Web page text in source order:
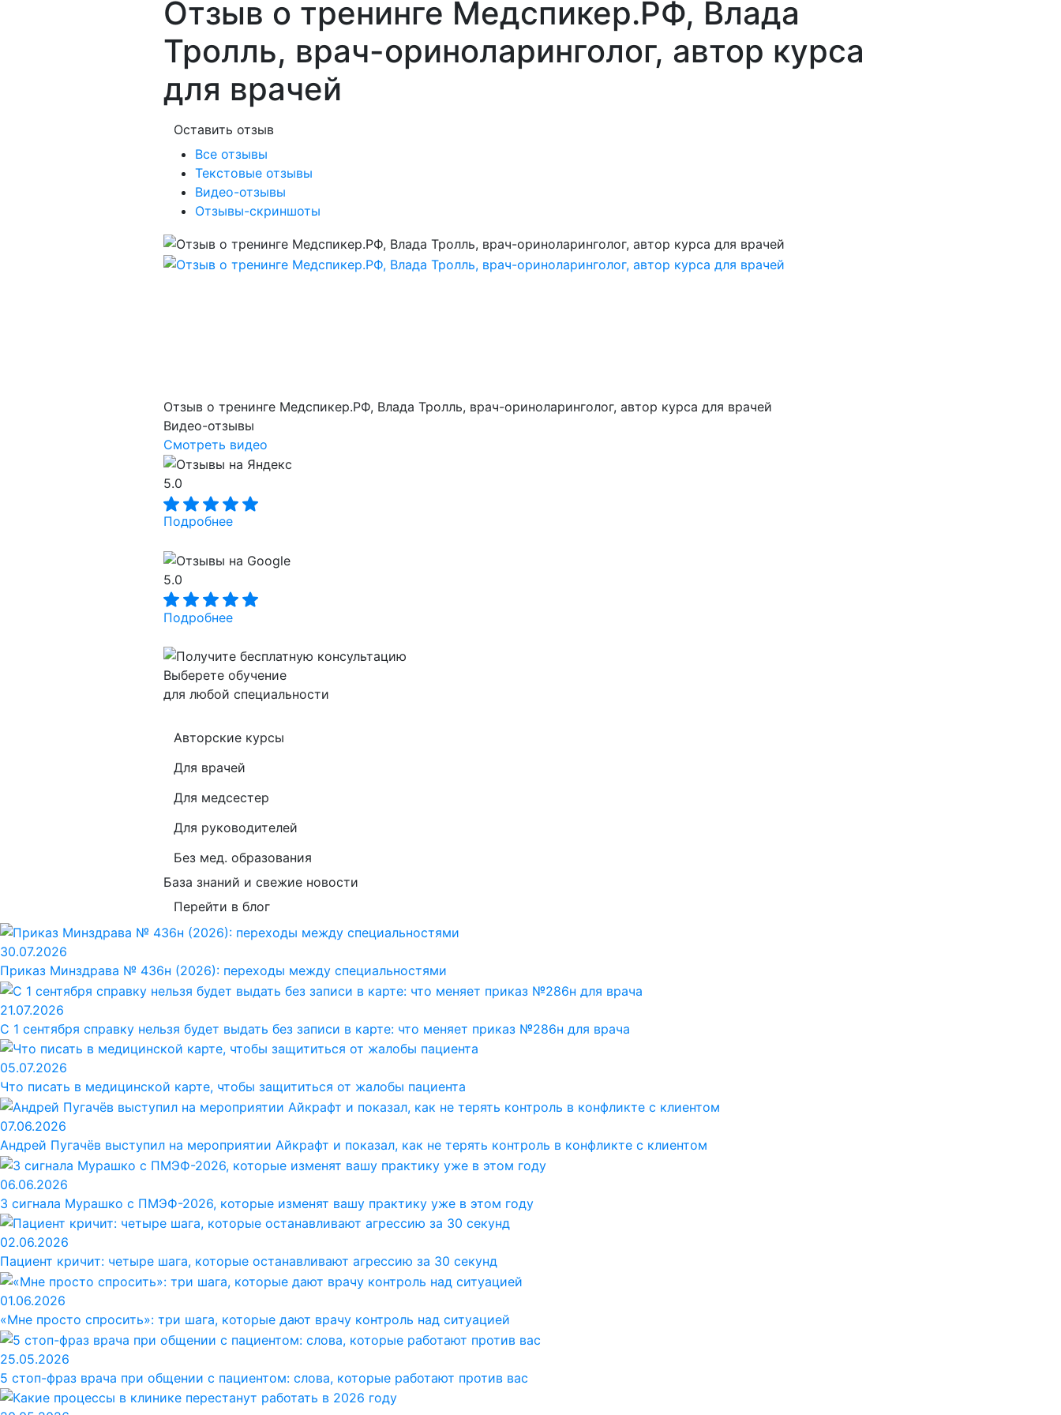
Отзыв о тренинге Медспикер.РФ, Влада
Тролль, врач-ориноларинголог, автор курса
для врачей
Оставить отзыв
Все отзывы
Текстовые отзывы
Видео-отзывы
Отзывы-скриншоты
Отзыв о тренинге Медспикер.РФ, Влада Тролль, врач-ориноларинголог, автор курса для врачей
Видео-отзывы
Смотреть видео
5.0
Подробнее
5.0
Подробнее
Выберете обучение
для любой специальности
Авторские курсы
Для врачей
Для медсестер
Для руководителей
Без мед. образования
База знаний и свежие новости
Перейти в блог
30.07.2026
Приказ Минздрава № 436н (2026): переходы между специальностями
21.07.2026
С 1 сентября справку нельзя будет выдать без записи в карте: что меняет приказ №286н для врача
05.07.2026
Что писать в медицинской карте, чтобы защититься от жалобы пациента
07.06.2026
Андрей Пугачёв выступил на мероприятии Айкрафт и показал, как не терять контроль в конфликте с клиентом
06.06.2026
3 сигнала Мурашко с ПМЭФ-2026, которые изменят вашу практику уже в этом году
02.06.2026
Пациент кричит: четыре шага, которые останавливают агрессию за 30 секунд
01.06.2026
«Мне просто спросить»: три шага, которые дают врачу контроль над ситуацией
25.05.2026
5 стоп-фраз врача при общении с пациентом: слова, которые работают против вас